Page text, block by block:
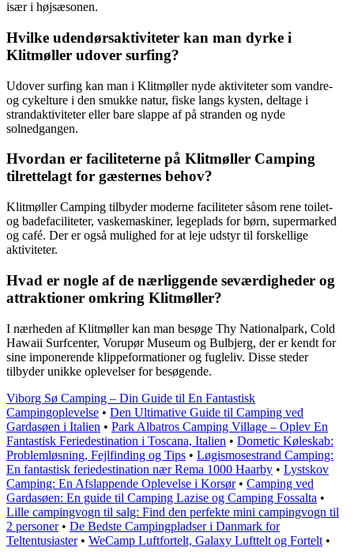
især i højsæsonen.
Hvilke udendørsaktiviteter kan man dyrke i
Klitmøller udover surfing?
Udover surfing kan man i Klitmøller nyde aktiviteter som vandre-
og cykelture i den smukke natur, fiske langs kysten, deltage i
strandaktiviteter eller bare slappe af på stranden og nyde
solnedgangen.
Hvordan er faciliteterne på Klitmøller Camping
tilrettelagt for gæsternes behov?
Klitmøller Camping tilbyder moderne faciliteter såsom rene toilet-
og badefaciliteter, vaskemaskiner, legeplads for børn, supermarked
og café. Der er også mulighed for at leje udstyr til forskellige
aktiviteter.
Hvad er nogle af de nærliggende seværdigheder og
attraktioner omkring Klitmøller?
I nærheden af Klitmøller kan man besøge Thy Nationalpark, Cold
Hawaii Surfcenter, Vorupør Museum og Bulbjerg, der er kendt for
sine imponerende klippeformationer og fugleliv. Disse steder
tilbyder unikke oplevelser for besøgende.
Viborg Sø Camping – Din Guide til En Fantastisk
Campingoplevelse • Den Ultimative Guide til Camping ved
Gardasøen i Italien • Park Albatros Camping Village – Oplev En
Fantastisk Feriedestination i Toscana, Italien • Dometic Køleskab:
Problemløsning, Fejlfinding og Tips • Løgismosestrand Camping:
En fantastisk feriedestination nær Rema 1000 Haarby • Lystskov
Camping: En Afslappende Oplevelse i Korsør• Camping ved
Gardasøen: En guide til Camping Lazise og Camping Fossalta •
Lille campingvogn til salg: Find den perfekte mini campingvogn til
2 personer• De Bedste Campingpladser i Danmark for
Teltentusiaster• WeCamp Luftfortelt, Galaxy Lufttelt og Fortelt •